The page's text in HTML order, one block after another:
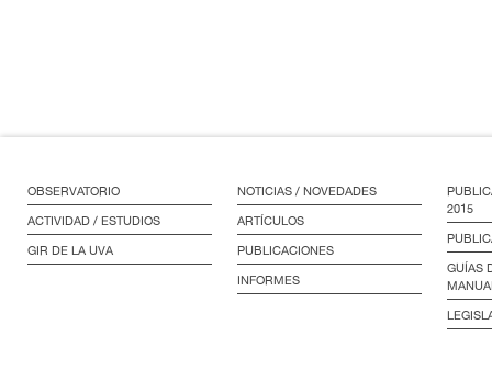
OBSERVATORIO
ACTIVIDAD / ESTUDIOS
GIR DE LA UVA
NOTICIAS / NOVEDADES
ARTÍCULOS
PUBLICACIONES
INFORMES
2015
GUÍAS